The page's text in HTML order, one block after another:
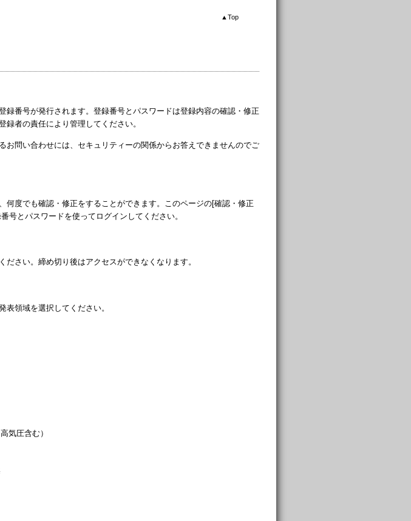
▲ Top
録番号が発行されます。登録番号とパスワードは登録内容の確認・修正
録者の責任により管理してください。
お問い合わせには、セキュリティーの関係からお答えできませんのでご
何度でも確認・修正をすることができます。このページの[確認・修正
号とパスワードを使ってログインしてください。
ださい。締め切り後はアクセスができなくなります。
表領域を選択してください。
気圧含む）